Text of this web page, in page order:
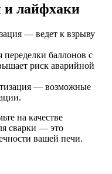
и лайфхаки
— ведет к взрыву
переделки баллонов с
риск аварийной
— возможные
на качестве
сварки — это
вашей печи.